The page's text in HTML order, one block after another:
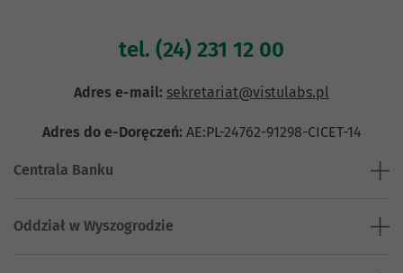
tel. (24) 231 12 00
Adres e-mail: sekretariat@vistulabs.pl
Adres do e-Doręczeń: AE:PL-24762-91298-CICET-14
Centrala Banku
Oddział w Wyszogrodzie